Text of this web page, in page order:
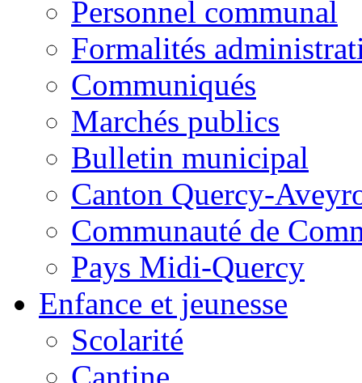
Personnel communal
Formalités
Communiqués
Marchés publics
Bulletin municipal
Canton Quercy-
Communauté de
Pays Midi-Quercy
Enfance et jeunesse
Scolarité
Cantine